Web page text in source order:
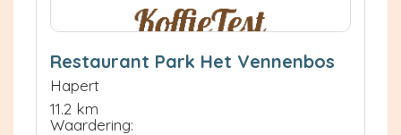
Restaurant Park Het Vennenbos
Hapert
11.2 km
Waardering: